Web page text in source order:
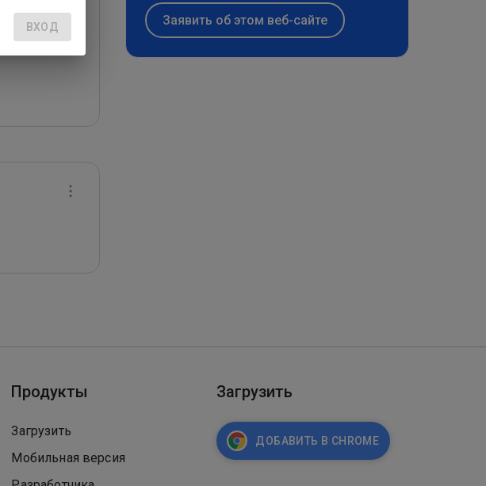
Заявить об этом веб-сайте
Продукты
Загрузить
Мобильная версия
Загрузить
ДОБАВИТЬ В CHROME
ВХОД